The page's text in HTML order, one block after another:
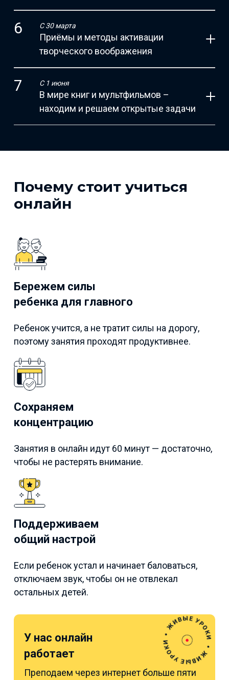
С 30 марта
Приёмы и методы активации
творческого воображения
С 1 июня
В мире книг и мультфильмов –
находим и решаем открытые задачи
Почему стоит учиться
онлайн
Бережем силы
ребенка для главного
Ребенок учится, а не тратит силы на дорогу,
поэтому занятия проходят продуктивнее.
Сохраняем
концентрацию
Занятия в онлайн идут 60 минут — достаточно,
чтобы не растерять внимание.
Поддерживаем
общий настрой
Если ребенок устал и начинает баловаться,
отключаем звук, чтобы он не отвлекал
остальных детей.
У нас онлайн
работает
Преподаем через интернет больше пяти